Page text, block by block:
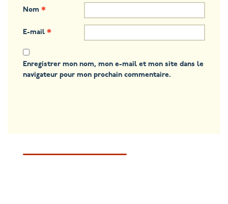
Nom *
E-mail *
Enregistrer mon nom, mon e-mail et mon site dans le
navigateur pour mon prochain commentaire.